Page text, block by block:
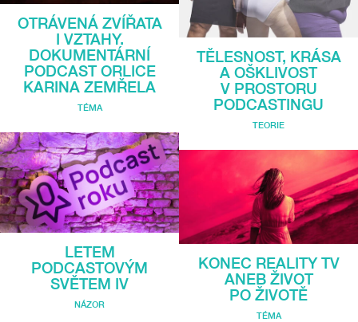
OTRÁVENÁ ZVÍŘATA
I VZTAHY.
DOKUMENTÁRNÍ
PODCAST ORLICE
KARINA ZEMŘELA
TÉMA
LETEM
PODCASTOVÝM
SVĚTEM IV
NÁZOR
TĚLESNOST, KRÁSA
A OŠKLIVOST
V PROSTORU
PODCASTINGU
TEORIE
KONEC REALITY TV
ANEB ŽIVOT
PO ŽIVOTĚ
TÉMA